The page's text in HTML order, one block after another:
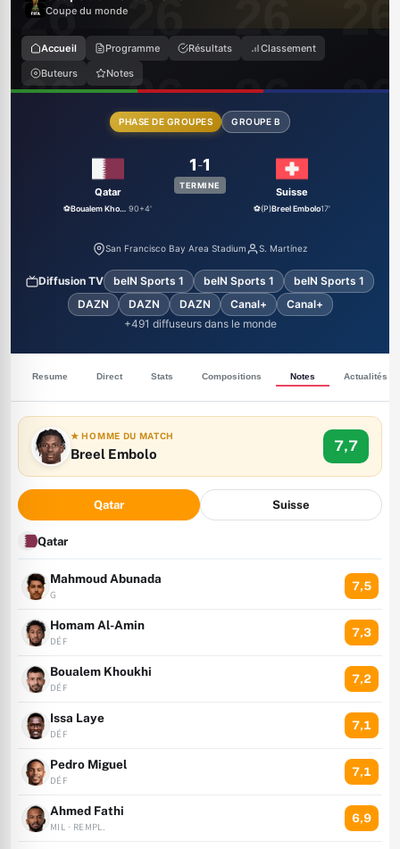
Coupe du monde
Accueil Programme Résultats
Classement
Buteurs
Notes
PHASE DE GROUPES GROUPE B
Qatar
⚽ Boualem Khoukhi 90+4'
1-1
TERMINE
Suisse
⚽(P)Breel Embolo17'
San Francisco Bay Area Stadium S. Martínez
Diffusion TV beIN Sports 1 beIN Sports 1
beIN Sports 1
DAZN
DAZN DAZN Canal+
Canal+
+491 diffuseurs dans le monde
Resume Direct Stats Compositions Notes Actualités
★ HOMME DU MATCH
Breel Embolo 7,7
Qatar Suisse
Qatar
Mahmoud Abunada
G
7,5
Homam Al-Amin
DÉF
7,3
Boualem Khoukhi
DÉF
7,2
Issa Laye
DÉF
7,1
Pedro Miguel
DÉF
7,1
Ahmed Fathi
MIL · REMPL.
6,9